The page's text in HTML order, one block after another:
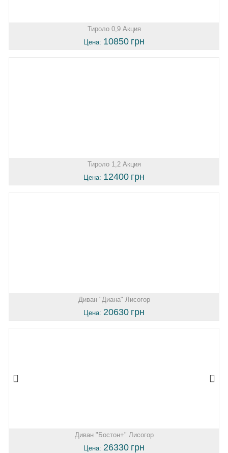
Тироло 0,9 Акция
Цена: 10850 грн
Тироло 1,2 Акция
Цена: 12400 грн
Диван "Диана" Лисогор
Цена: 20630 грн
Диван "Бостон+" Лисогор
Цена: 26330 грн